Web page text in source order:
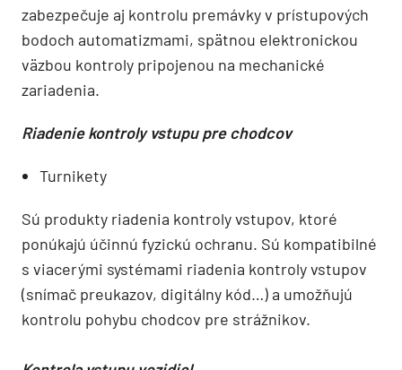
zabezpečuje aj kontrolu premávky v prístupových
bodoch automatizmami, spätnou elektronickou
väzbou kontroly pripojenou na mechanické
zariadenia.
Riadenie kontroly vstupu pre chodcov
Turnikety
Sú produkty riadenia kontroly vstupov, ktoré
ponúkajú účinnú fyzickú ochranu. Sú kompatibilné
s viacerými systémami riadenia kontroly vstupov
(snímač preukazov, digitálny kód…) a umožňujú
kontrolu pohybu chodcov pre strážnikov.